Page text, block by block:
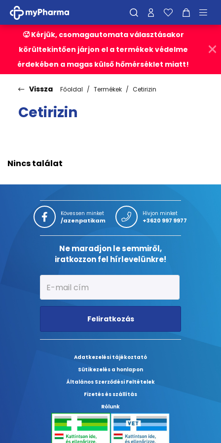
🥵 Kérjük, csomagautomata választásakor
körültekintően járjon el a termékek védelme
érdekében a magas külső hőmérséklet miatt!
Vissza Főoldal Termékek Cetirizin
Cetirizin
Nincs találat
Kövessen minket
/azenpatikam
Hívjon minket
+3620 997 9977
Ne maradjon le semmiről,
iratkozzon fel hírlevelünkre!
Feliratkozás
Adatkezelési tájékoztató
Sütikezelés a honlapon
Általános Szerződési Feltételek
Fizetés és szállítás
Rólunk